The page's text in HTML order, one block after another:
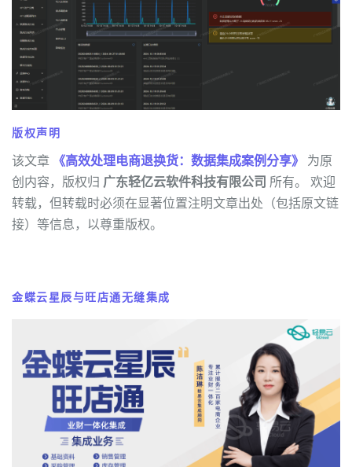
版权声明
该文章 《高效处理电商退换货：数据集成案例分享》 为原
创内容，版权归 广东轻亿云软件科技有限公司 所有。 欢迎
转载，但转载时必须在显著位置注明文章出处（包括原文链
接）等信息，以尊重版权。
金蝶云星辰与旺店通无缝集成